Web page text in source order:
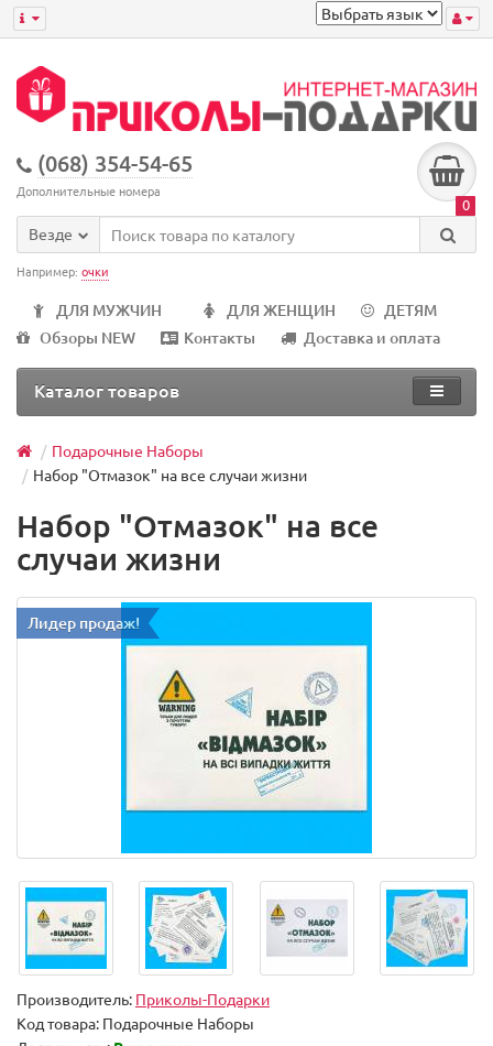
(068) 354-54-65
Дополнительные номера
0
Везде
Например: очки
ДЛЯ МУЖЧИН ДЛЯ ЖЕНЩИН
ДЕТЯМ
Обзоры NEW
Контакты Доставка и оплата
Каталог товаров
Подарочные Наборы
Набор "Отмазок" на все случаи жизни
Набор "Отмазок" на все
случаи жизни
Лидер продаж!
Производитель: Приколы-Подарки
Код товара: Подарочные Наборы